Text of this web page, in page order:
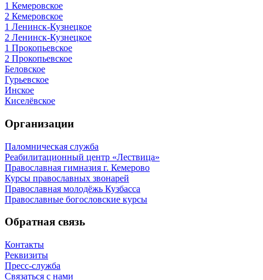
1 Кемеровское
2 Кемеровское
1 Ленинск-Кузнецкое
2 Ленинск-Кузнецкое
1 Прокопьевское
2 Прокопьевское
Беловское
Гурьевское
Инское
Киселёвское
Организации
Паломническая служба
Реабилитационный центр «Лествица»
Православная гимназия г. Кемерово
Курсы православных звонарей
Православная молодёжь Кузбасса
Православные богословские курсы
Обратная связь
Контакты
Реквизиты
Пресс-служба
Связаться с нами